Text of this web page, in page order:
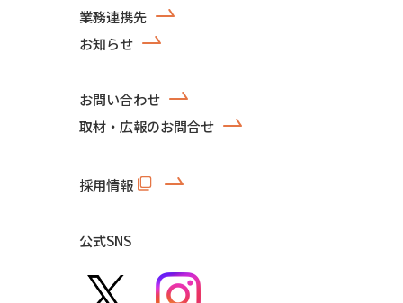
業務連携先
お知らせ
お問い合わせ
取材・広報のお問合せ
採用情報
公式SNS